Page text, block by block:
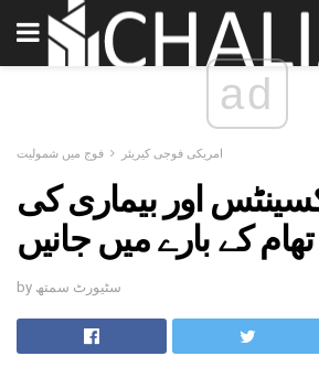
ad
امریکی فوجی کیریئر فوج میں شمولیت
اور بیماری کی
کے بارے میں جانیں
by سٹیورٹ سمتھ